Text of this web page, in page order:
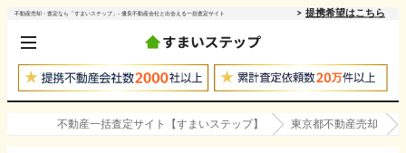
不動産売却・査定なら「すまいステップ」- 優良不動産会社と出会える一括査定サイト 提携希望はこちら
不動産一括査定サイト【すまいステップ】 東京都不動産売却